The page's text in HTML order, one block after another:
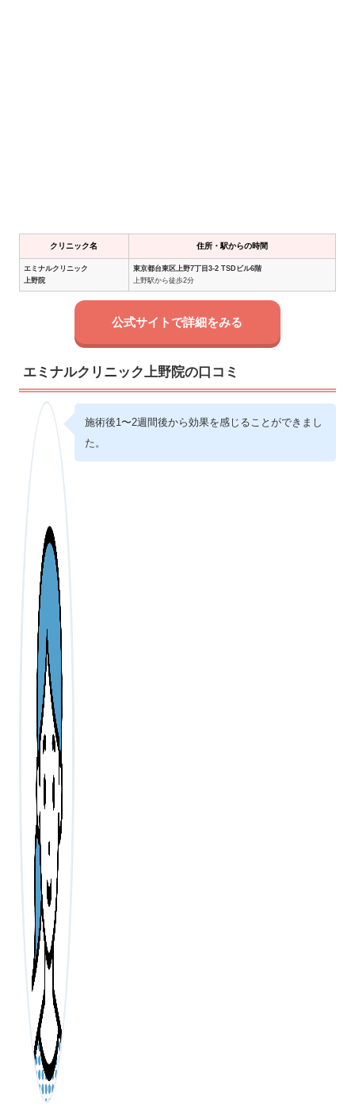
クリニック名 住所・駅からの時間
エミナルクリニック
上野院
東京都台東区上野7丁目3-2 TSDビル6階
上野駅から徒歩2分
公式サイトで詳細をみる
エミナルクリニック上野院の口コミ
施術後1〜2週間後から効果を感じることができまし
た。